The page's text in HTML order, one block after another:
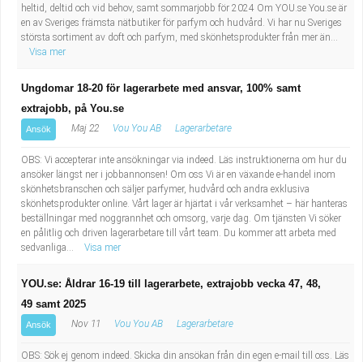
Säkerhetsarbete
Transport
Informatör/Kommunikatör
Brevbärare
Sjuksköterska, grundutbildad
Kock, storhushåll
Undersköterska, vård- o specialavd. o mottagning
Bibliotekarie
Administrativ assistent
Lärare i gymnasiet
heltid, deltid och vid behov, samt sommarjobb för 2024 Om YOU.se You.se är
en av Sveriges främsta nätbutiker för parfym och hudvård. Vi har nu Sveriges
största sortiment av doft och parfym, med skönhetsprodukter från mer än...
Visa mer
Ungdomar 18-20 för lagerarbete med ansvar, 100% samt
extrajobb, på You.se
Ansök Maj 22 Vou You AB Lagerarbetare
OBS: Vi accepterar inte ansökningar via indeed. Läs instruktionerna om hur du
ansöker längst ner i jobbannonsen! Om oss Vi är en växande e-handel inom
skönhetsbranschen och säljer parfymer, hudvård och andra exklusiva
skönhetsprodukter online. Vårt lager är hjärtat i vår verksamhet – här hanteras
beställningar med noggrannhet och omsorg, varje dag. Om tjänsten Vi söker
en pålitlig och driven lagerarbetare till vårt team. Du kommer att arbeta med
sedvanliga...
Visa mer
YOU.se: Åldrar 16-19 till lagerarbete, extrajobb vecka 47, 48,
49 samt 2025
Ansök Nov 11 Vou You AB Lagerarbetare
OBS: Sök ej genom indeed. Skicka din ansökan från din egen e-mail till oss. Läs